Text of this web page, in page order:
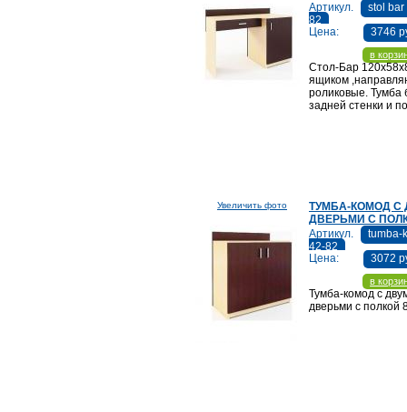
Артикул.
stol
82
Цена:
3746
в
Стол-Бар
ящиком
роликовые. Тумба
задней стенки и
Увеличить фото
ТУМБА-КОМОД С
ДВЕРЬМИ С
Артикул.
tumba-
42-82
Цена:
3072
в
Тумба-комод с
дверьми с полкой